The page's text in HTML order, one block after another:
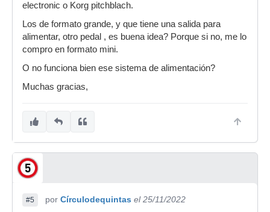
electronic o Korg pitchblach.
Los de formato grande, y que tiene una salida para
alimentar, otro pedal , es buena idea? Porque si no, me lo
compro en formato mini.
O no funciona bien ese sistema de alimentación?
Muchas gracias,
#5 por Círculodequintas el 25/11/2022